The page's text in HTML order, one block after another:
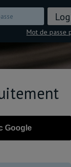
Mot de passe
Google